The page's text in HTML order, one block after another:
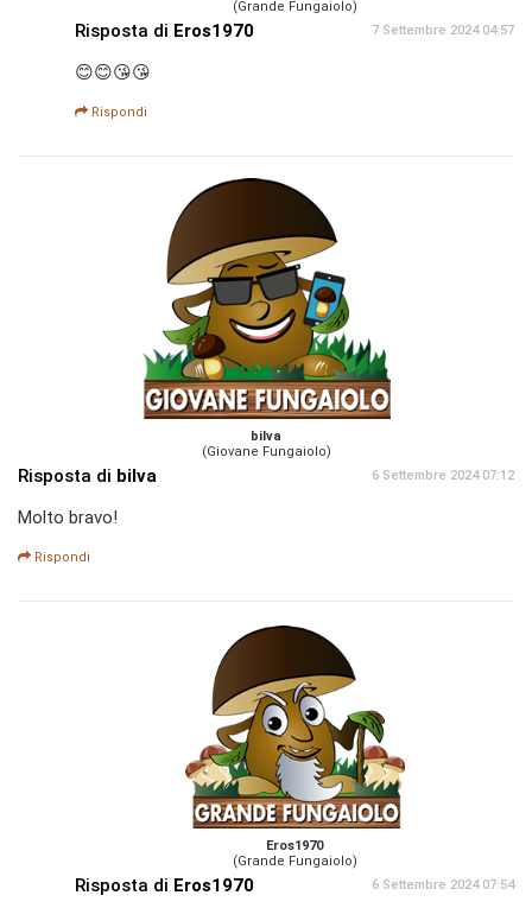
(Grande Fungaiolo)
Risposta di Eros1970 7 Settembre 2024 04:57
😊😊😘😘
Rispondi
bilva
(Giovane Fungaiolo)
Risposta di bilva 6 Settembre 2024 07:12
Molto bravo!
Rispondi
Eros1970
(Grande Fungaiolo)
Risposta di Eros1970 6 Settembre 2024 07:54